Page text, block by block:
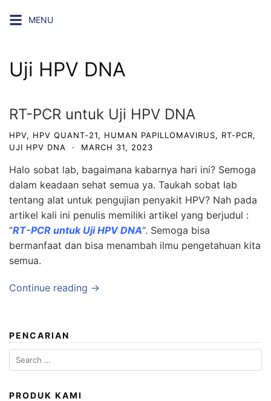
MENU
Uji HPV DNA
RT-PCR untuk Uji HPV DNA
HPV, HPV QUANT-21, HUMAN PAPILLOMAVIRUS, RT-PCR,
UJI HPV DNA
· MARCH 31, 2023
Halo sobat lab, bagaimana kabarnya hari ini? Semoga
dalam keadaan sehat semua ya. Taukah sobat lab
tentang alat untuk pengujian penyakit HPV? Nah pada
artikel kali ini penulis memiliki artikel yang berjudul :
“RT-PCR untuk Uji HPV DNA“. Semoga bisa
bermanfaat dan bisa menambah ilmu pengetahuan kita
semua.
Continue reading →
PENCARIAN
Search
for:
PRODUK KAMI